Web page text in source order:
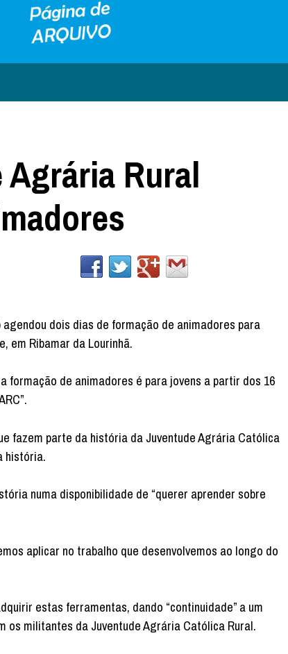
Rural
dois dias de formação de animadores para
em Ribamar da Lourinhã.
formação de animadores é para jovens a partir dos 16
fazem parte da história da Juventude Agrária Católica
história.
numa disponibilidade de “querer aprender sobre
aplicar no trabalho que desenvolvemos ao longo do
estas ferramentas, dando “continuidade” a um
os militantes da Juventude Agrária Católica Rural.